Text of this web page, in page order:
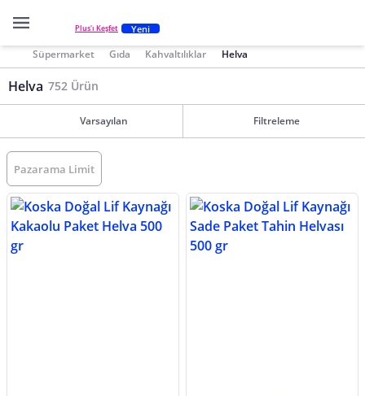
Plus'ı Keşfet Yeni
Süpermarket Gıda Kahvaltılıklar Helva
Helva 752 Ürün
Varsayılan Filtreleme
Pazarama Limit